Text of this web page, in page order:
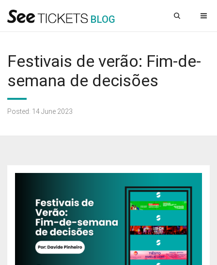
BLOG
Festivais de verão: Fim-de-
semana de decisões
Posted: 14 June 2023